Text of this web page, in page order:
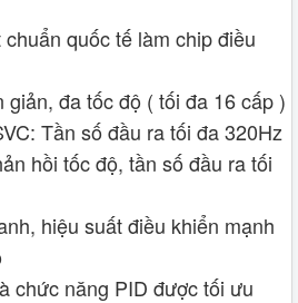
quốc tế làm chip điều
giản, đa tốc độ ( tối đa 16 cấp )
Tần số đầu ra tối đa 320Hz
hồi tốc độ, tần số đầu ra tối
hiệu suất điều khiển mạnh
chức năng PID được tối ưu